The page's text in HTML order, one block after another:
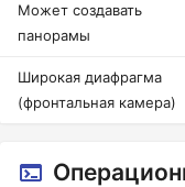
Может создавать
панорамы
Широкая диафрагма
(фронтальная камера)